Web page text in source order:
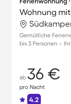
Wohnung
Gemütliche
bis 3 Personen –
ab 36 €
pro Nacht
4.2